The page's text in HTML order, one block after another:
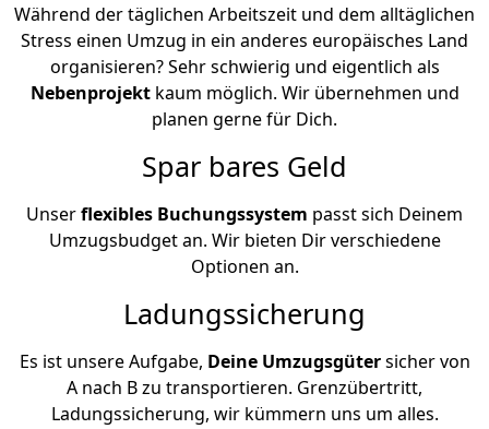
Während der täglichen Arbeitszeit und dem alltäglichen
Stress einen Umzug in ein anderes europäisches Land
organisieren? Sehr schwierig und eigentlich als
Nebenprojekt kaum möglich. Wir übernehmen und
planen gerne für Dich.
Spar bares Geld
Unserflexibles Buchungssystem passt sich Deinem
Umzugsbudget an. Wir bieten Dir verschiedene
Optionen an.
Ladungssicherung
Es ist unsere Aufgabe, Deine Umzugsgütersicher von
A nach B zu transportieren. Grenzübertritt,
Ladungssicherung, wir kümmern uns um alles.